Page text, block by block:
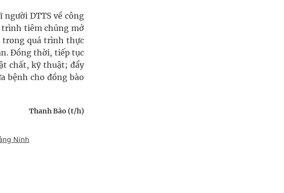
DTTS về công
trình tiêm chủng mở
trong quá trình thực
Đồng thời, tiếp tục
chất, kỹ thuật; đẩy
bệnh cho đồng bào
Thanh Bảo (t/h)
Ninh